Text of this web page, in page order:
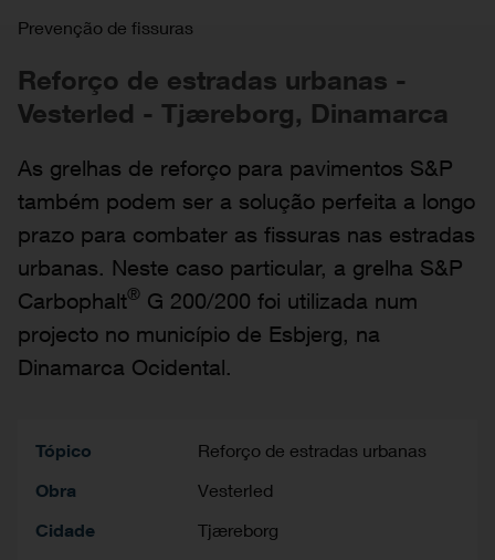
Prevenção de fissuras
Reforço de estradas urbanas -
Vesterled - Tjæreborg, Dinamarca
As grelhas de reforço para pavimentos S&P
também podem ser a solução perfeita a longo
prazo para combater as fissuras nas estradas
urbanas. Neste caso particular, a grelha S&P
Carbophalt® G 200/200 foi utilizada num
projecto no município de Esbjerg, na
Dinamarca Ocidental.
Tópico
Reforço de estradas urbanas
Obra
Vesterled
Cidade
Tjæreborg